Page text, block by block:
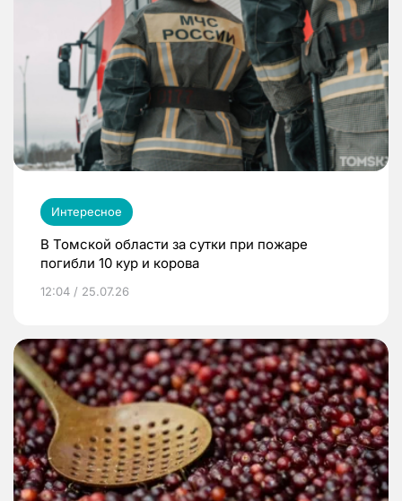
Интересное
В Томской области за сутки при пожаре
погибли 10 кур и корова
12:04 / 25.07.26